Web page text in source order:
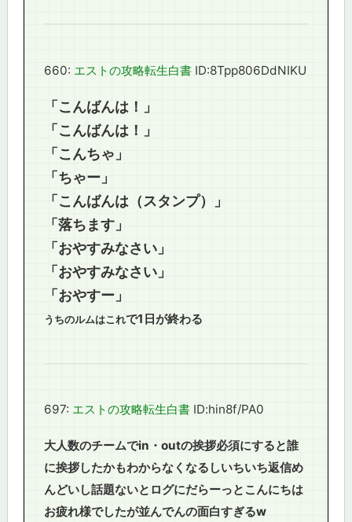
660: エストの攻略転生白書 ID:8Tpp806DdNIKU
「こんばんは！」
「こんばんは！」
「こんちゃ」
「ちゃー」
「こんばんは（スタンプ）」
「落ちます」
「おやすみなさい」
「おやすみなさい」
「おやすー」
うちのルムはこれで1日が終わる
697: エストの攻略転生白書 ID:hin8f/PA0
大人数のチームでin・outの挨拶必須にすると誰
に挨拶したかもわからなくなるしいちいち返信め
んどいし話題ないとログにだらーっとこんにちは
お疲れ様でしたが並んでんの面白すぎるw